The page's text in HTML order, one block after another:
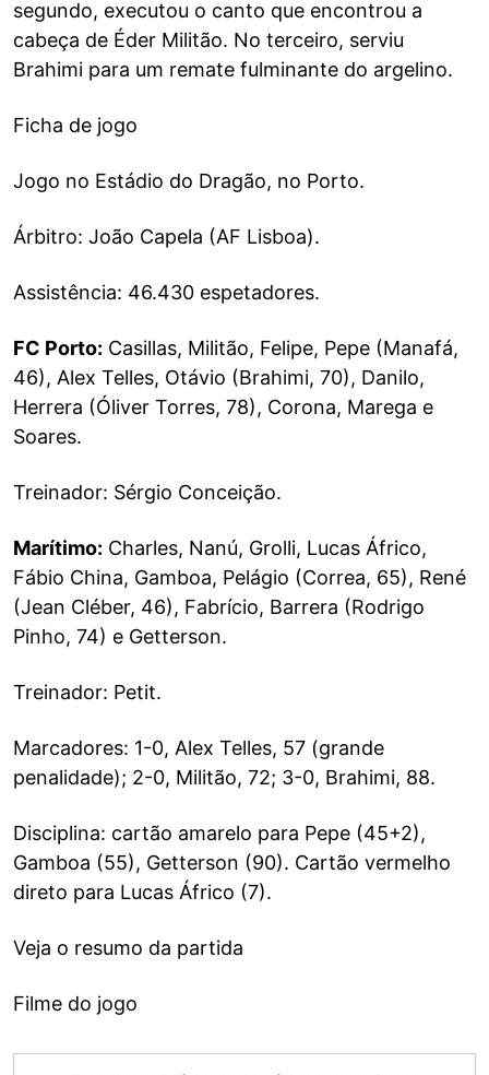
segundo, executou o canto que encontrou a
cabeça de Éder Militão. No terceiro, serviu
Brahimi para um remate fulminante do argelino.
Ficha de jogo
Jogo no Estádio do Dragão, no Porto.
Árbitro: João Capela (AF Lisboa).
Assistência: 46.430 espetadores.
FC Porto: Casillas, Militão, Felipe, Pepe (Manafá,
46), Alex Telles, Otávio (Brahimi, 70), Danilo,
Herrera (Óliver Torres, 78), Corona, Marega e
Soares.
Treinador: Sérgio Conceição.
Marítimo: Charles, Nanú, Grolli, Lucas Áfrico,
Fábio China, Gamboa, Pelágio (Correa, 65), René
(Jean Cléber, 46), Fabrício, Barrera (Rodrigo
Pinho, 74) e Getterson.
Treinador: Petit.
Marcadores: 1-0, Alex Telles, 57 (grande
penalidade); 2-0, Militão, 72; 3-0, Brahimi, 88.
Disciplina: cartão amarelo para Pepe (45+2),
Gamboa (55), Getterson (90). Cartão vermelho
direto para Lucas Áfrico (7).
Veja o resumo da partida
Filme do jogo